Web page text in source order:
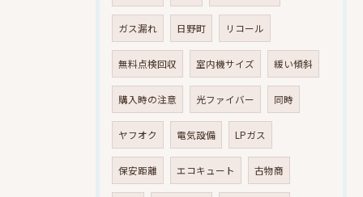
ガス漏れ 日野町 リコール
無料点検回収 室内機サイズ 緩い傾斜
購入時の注意 光ファイバー 同時
ヤフオク 電気設備 LPガス
保安距離 エコキュート 古物商